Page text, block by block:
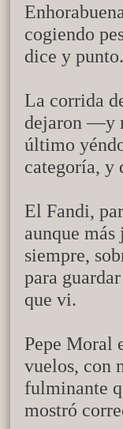
cogiendo
dice y punto.
La corrida
dejaron —y
último
categoría, y
El Fandi,
aunque
siempre,
para
que vi.
Pepe Moral
vuelos, con
fulminante
mostró